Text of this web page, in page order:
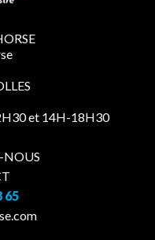
et 14H-18H30
NOUS
65